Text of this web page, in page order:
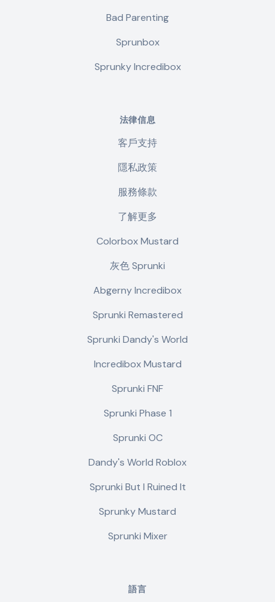
Bad Parenting
Sprunbox
Sprunky Incredibox
法律信息
客戶支持
隱私政策
服務條款
了解更多
Colorbox Mustard
灰色 Sprunki
Abgerny Incredibox
Sprunki Remastered
Sprunki Dandy's World
Incredibox Mustard
Sprunki FNF
Sprunki Phase 1
Sprunki OC
Dandy's World Roblox
Sprunki But I Ruined It
Sprunky Mustard
Sprunki Mixer
語言